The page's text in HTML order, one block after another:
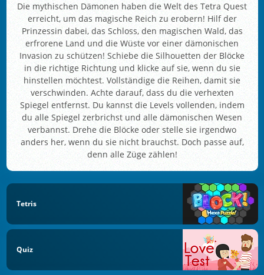
Die mythischen Dämonen haben die Welt des Tetra Quest
erreicht, um das magische Reich zu erobern! Hilf der
Prinzessin dabei, das Schloss, den magischen Wald, das
erfrorene Land und die Wüste vor einer dämonischen
Invasion zu schützen! Schiebe die Silhouetten der Blöcke
in die richtige Richtung und klicke auf sie, wenn du sie
hinstellen möchtest. Vollständige die Reihen, damit sie
verschwinden. Achte darauf, dass du die verhexten
Spiegel entfernst. Du kannst die Levels vollenden, indem
du alle Spiegel zerbrichst und alle dämonischen Wesen
verbannst. Drehe die Blöcke oder stelle sie irgendwo
anders her, wenn du sie nicht brauchst. Doch passe auf,
denn alle Züge zählen!
Tetris
Quiz